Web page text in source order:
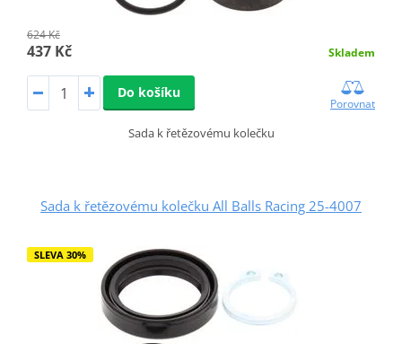
624 Kč
437 Kč Skladem
Do košíku
Porovnat
Sada k řetězovému kolečku
Sada k řetězovému kolečku All Balls Racing 25-4007
SLEVA 30%